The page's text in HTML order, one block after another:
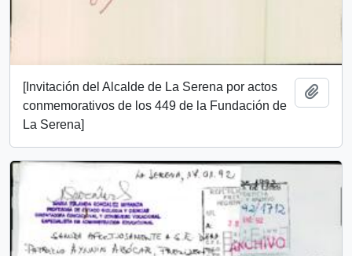
[Invitación del Alcalde de La Serena por actos
conmemorativos de los 449 de la Fundación de
La Serena]